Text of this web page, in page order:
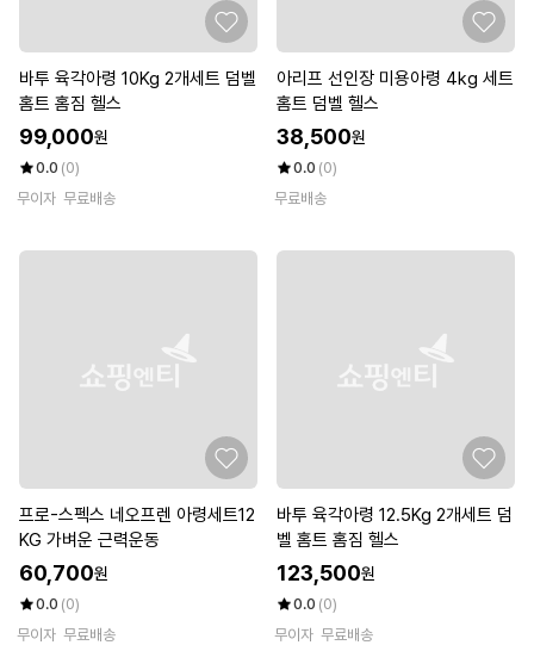
바투 육각아령 10Kg 2개세트 덤벨
홈트 홈짐 헬스
99,000원
0.0 (0)
무이자 무료배송
아리프 선인장 미용아령 4kg 세트
홈트 덤벨 헬스
38,500원
0.0 (0)
무료배송
프로-스펙스 네오프렌 아령세트12
KG 가벼운 근력운동
60,700원
0.0 (0)
무이자 무료배송
바투 육각아령 12.5Kg 2개세트 덤
벨 홈트 홈짐 헬스
123,500원
0.0 (0)
무이자 무료배송